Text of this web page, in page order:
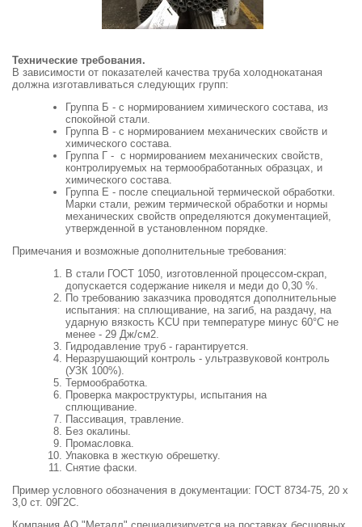
Технические требования.
В зависимости от показателей качества труба холоднокатаная
должна изготавливаться следующих групп:
Группа Б - с нормированием химического состава, из
спокойной стали.
Группа В - с нормированием механических свойств и
химического состава.
Группа Г - с нормированием механических свойств,
контролируемых на термообработанных образцах, и
химического состава.
Группа Е - после специальной термической обработки.
Марки стали, режим термической обработки и нормы
механических свойств определяются документацией,
утвержденной в установленном порядке.
Примечания и возможные дополнительные требования:
В стали ГОСТ 1050, изготовленной процессом-скрап,
допускается содержание никеля и меди до 0,30 %.
По требованию заказчика проводятся дополнительные
испытания: на сплющивание, на загиб, на раздачу, на
ударную вязкость KCU при температуре минус 60°С не
менее - 29 Дж/см2.
Гидродавление труб - гарантируется.
Неразрушающий контроль - ультразвуковой контроль
(УЗК 100%).
Термообработка.
Проверка макроструктуры, испытания на
сплющивание.
Пассивация, травление.
Без окалины.
Промасловка.
Упаковка в жесткую обрешетку.
Снятие фаски.
Пример условного обозначения в документации: ГОСТ 8734-75, 20 х
3,0 ст. 09Г2С.